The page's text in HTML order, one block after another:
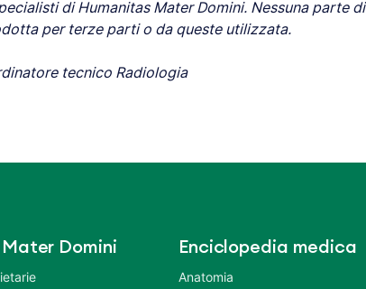
di Humanitas Mater Domini. Nessuna parte di
per terze parti o da queste utilizzata.
tecnico Radiologia
Domini Enciclopedia medica
Anatomia